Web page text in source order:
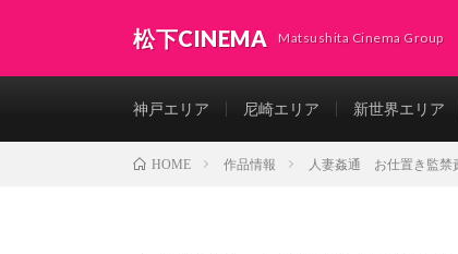
松下CINEMA Matsushita Cinema Group
神戸エリア 尼崎エリア 新世界エリア
HOME 作品情報 人妻姦通 お仕置き監禁